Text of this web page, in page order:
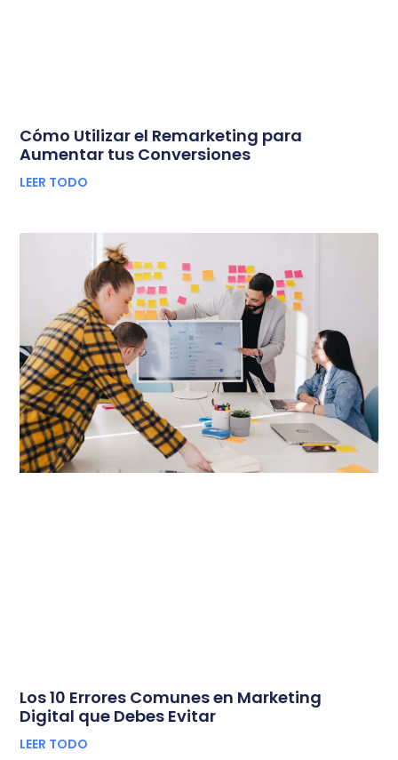
Cómo Utilizar el Remarketing para
Aumentar tus Conversiones
LEER TODO
Los 10 Errores Comunes en Marketing
Digital que Debes Evitar
LEER TODO